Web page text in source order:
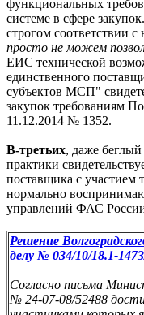
функциональных
системе в сфере
строгом соответствии
просто не можем
ЕИС технической
единственного
субъектов МСП"
закупок требованиям
11.12.2014 № 1352.
В-третьих, даже
практики
поставщика с
нормально
управлений ФАС
Решение
делу № 034/10/18.1-
Согласно письма
№ 24-07-08/52488